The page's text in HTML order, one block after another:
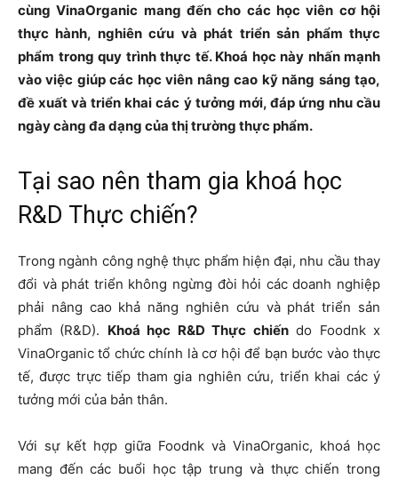
cùng VinaOrganic mang đến cho các học viên cơ hội
thực hành, nghiên cứu và phát triển sản phẩm thực
phẩm trong quy trình thực tế. Khoá học này nhấn mạnh
vào việc giúp các học viên nâng cao kỹ năng sáng tạo,
đề xuất và triển khai các ý tưởng mới, đáp ứng nhu cầu
ngày càng đa dạng của thị trường thực phẩm.
Tại sao nên tham gia khoá học
R&D Thực chiến?
Trong ngành công nghệ thực phẩm hiện đại, nhu cầu thay
đổi và phát triển không ngừng đòi hỏi các doanh nghiệp
phải nâng cao khả năng nghiên cứu và phát triển sản
phẩm (R&D). Khoá học R&D Thực chiếndo Foodnk x
VinaOrganic tổ chức chính là cơ hội để bạn bước vào thực
tế, được trực tiếp tham gia nghiên cứu, triển khai các ý
tưởng mới của bản thân.
Với sự kết hợp giữa Foodnk và VinaOrganic, khoá học
mang đến các buổi học tập trung và thực chiến trong